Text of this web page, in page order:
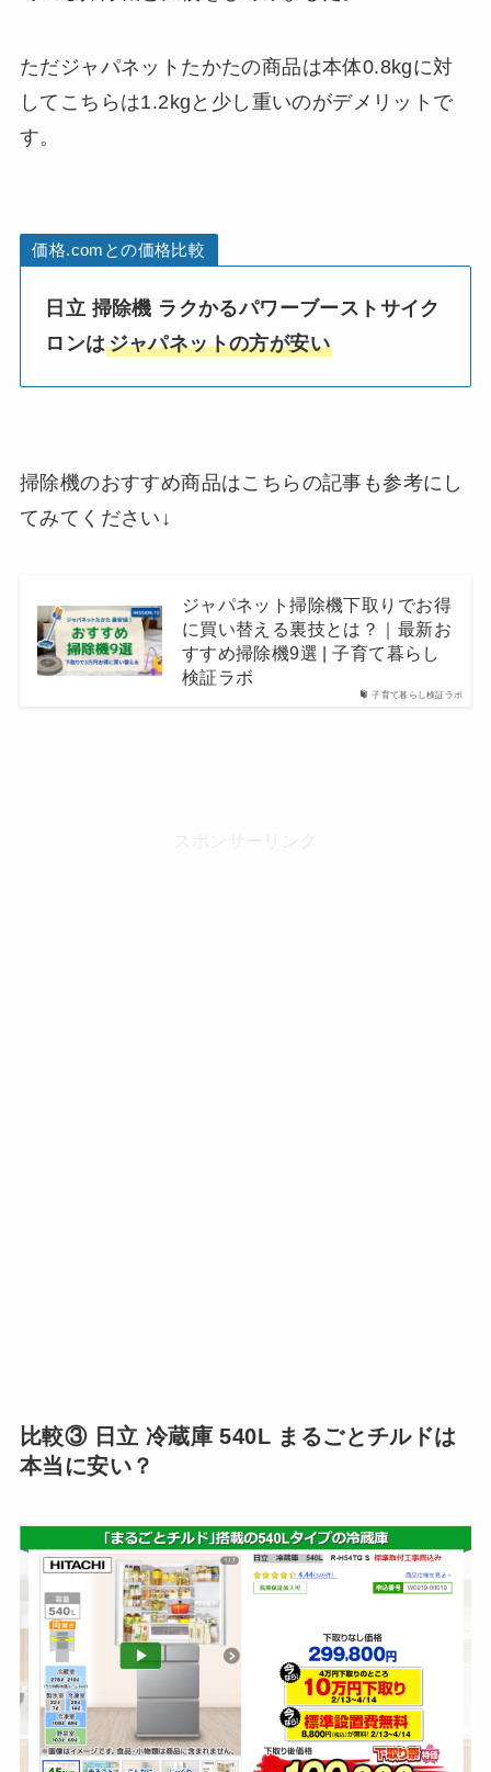
ただジャパネットたかたの商品は本体0.8kgに対
してこちらは1.2kgと少し重いのがデメリットで
す。
価格.comとの価格比較
日立 掃除機 ラクかるパワーブーストサイク
ロンはジャパネットの方が安い
掃除機のおすすめ商品はこちらの記事も参考にし
てみてください↓
子育て暮らし検証ラボ
ジャパネット掃除機下取りでお得
に買い替える裏技とは？｜最新お
すすめ掃除機9選 | 子育て暮らし
検証ラボ
比較③ 日立 冷蔵庫 540L まるごとチルドは
本当に安い？